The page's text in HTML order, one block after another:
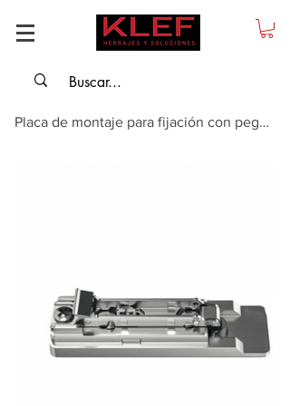
Placa de montaje para fijación con pegamento para puertas de vidrio y espejos